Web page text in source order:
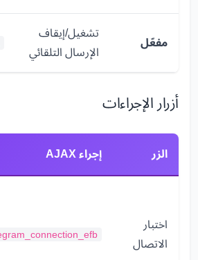
مفعّل
تشغيل/إيقاف
الإرسال التلقائي
أزرار الإجراءات
الزر إجراء AJAX
اختبار
الاتصال